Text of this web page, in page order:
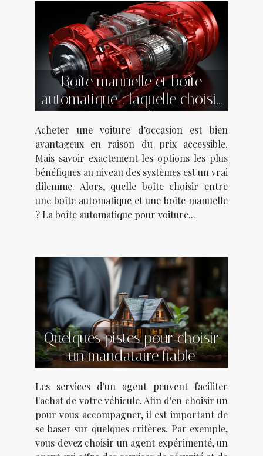
Boîte manuelle et boîte
automatique : laquelle choisir
pour sa voiture d'occasion ?
Acheter une voiture d'occasion est bien
avantageux en raison du prix accessible.
Mais savoir exactement les options les plus
bénéfiques au niveau des systèmes est un vrai
dilemme. Alors, quelle boîte choisir entre
une boîte automatique et une boîte manuelle
? La boîte automatique pour voiture...
Quelques pistes pour choisir
un mandataire fiable
Les services d'un agent peuvent faciliter
l'achat de votre véhicule. Afin d'en choisir un
pour vous accompagner, il est important de
se baser sur quelques critères. Par exemple,
vous devez choisir un agent expérimenté, un